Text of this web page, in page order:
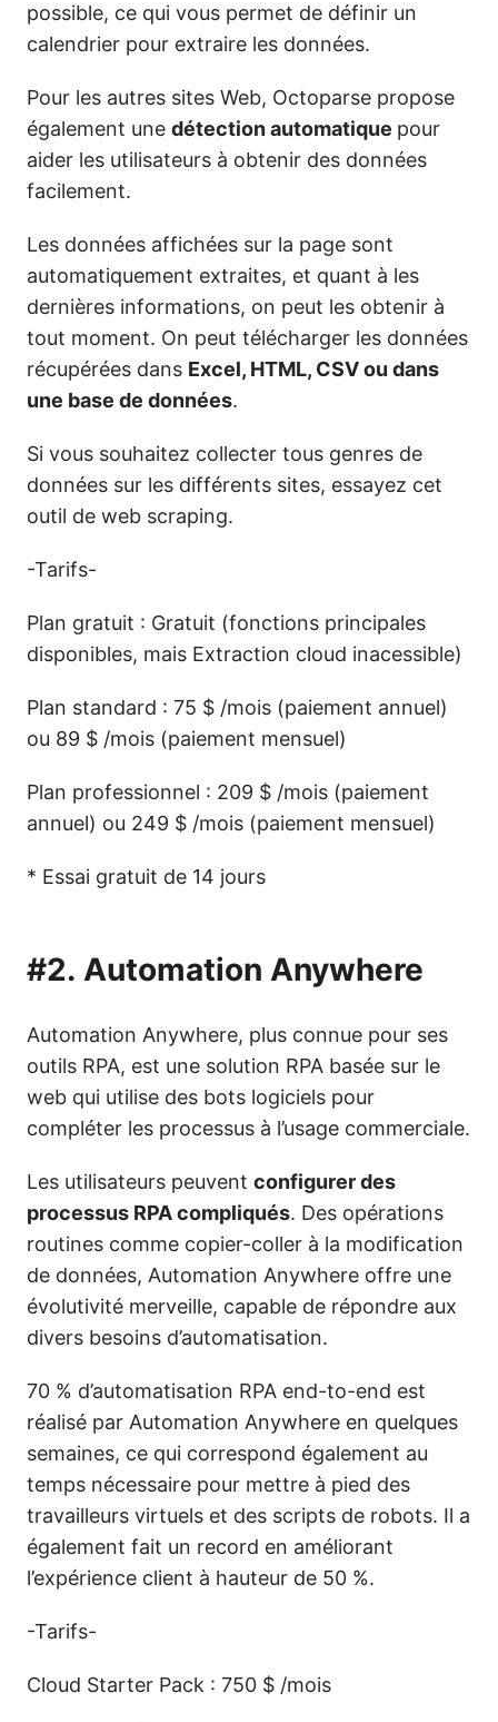
possible, ce qui vous permet de définir un
calendrier pour extraire les données.
Pour les autres sites Web, Octoparse propose
également une détection automatique pour
aider les utilisateurs à obtenir des données
facilement.
Les données affichées sur la page sont
automatiquement extraites, et quant à les
dernières informations, on peut les obtenir à
tout moment. On peut télécharger les données
récupérées dans Excel, HTML, CSV ou dans
une base de données.
Si vous souhaitez collecter tous genres de
données sur les différents sites, essayez cet
outil de web scraping.
-Tarifs-
Plan gratuit : Gratuit (fonctions principales
disponibles, mais Extraction cloud inacessible)
Plan standard : 75 $ /mois (paiement annuel)
ou 89 $ /mois (paiement mensuel)
Plan professionnel : 209 $ /mois (paiement
annuel) ou 249 $ /mois (paiement mensuel)
* Essai gratuit de 14 jours
#2. Automation Anywhere
Automation Anywhere, plus connue pour ses
outils RPA, est une solution RPA basée sur le
web qui utilise des bots logiciels pour
compléter les processus à l’usage commerciale.
Les utilisateurs peuvent configurer des
processus RPA compliqués. Des opérations
routines comme copier-coller à la modification
de données, Automation Anywhere offre une
évolutivité merveille, capable de répondre aux
divers besoins d’automatisation.
70 % d’automatisation RPA end-to-end est
réalisé par Automation Anywhere en quelques
semaines, ce qui correspond également au
temps nécessaire pour mettre à pied des
travailleurs virtuels et des scripts de robots. Il a
également fait un record en améliorant
l’expérience client à hauteur de 50 %.
-Tarifs-
Cloud Starter Pack : 750 $ /mois